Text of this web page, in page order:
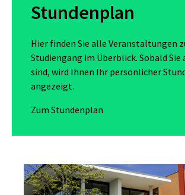
Stundenplan
Hier finden Sie alle Veranstaltungen
Studiengang im Überblick. Sobald
sind, wird Ihnen Ihr persönlicher
angezeigt.
Zum Stundenplan